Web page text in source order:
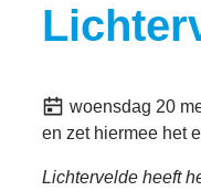
Gepubliceerd
woensdag 20
en zet hiermee het
Lichtervelde heeft